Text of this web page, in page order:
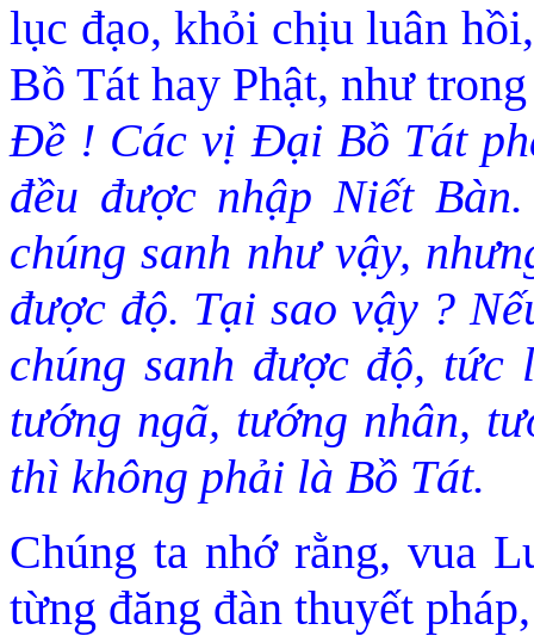
lục đạo, khỏi chịu luân
Bồ Tát hay Phật, như
Ðề ! Các vị Ðại Bồ Tát
đều được nhập Niết
chúng sanh như vậy,
được độ. Tại sao vậy ?
chúng sanh được độ, tức
tướng ngã, tướng nhân,
thì không phải là Bồ Tát.
Chúng ta nhớ rằng, vua
từng đăng đàn thuyết